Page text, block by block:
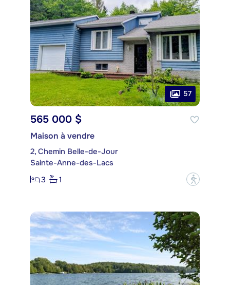
57
565 000 $
Maison à vendre
2, Chemin Belle-de-Jour
Sainte-Anne-des-Lacs
3
1 ?